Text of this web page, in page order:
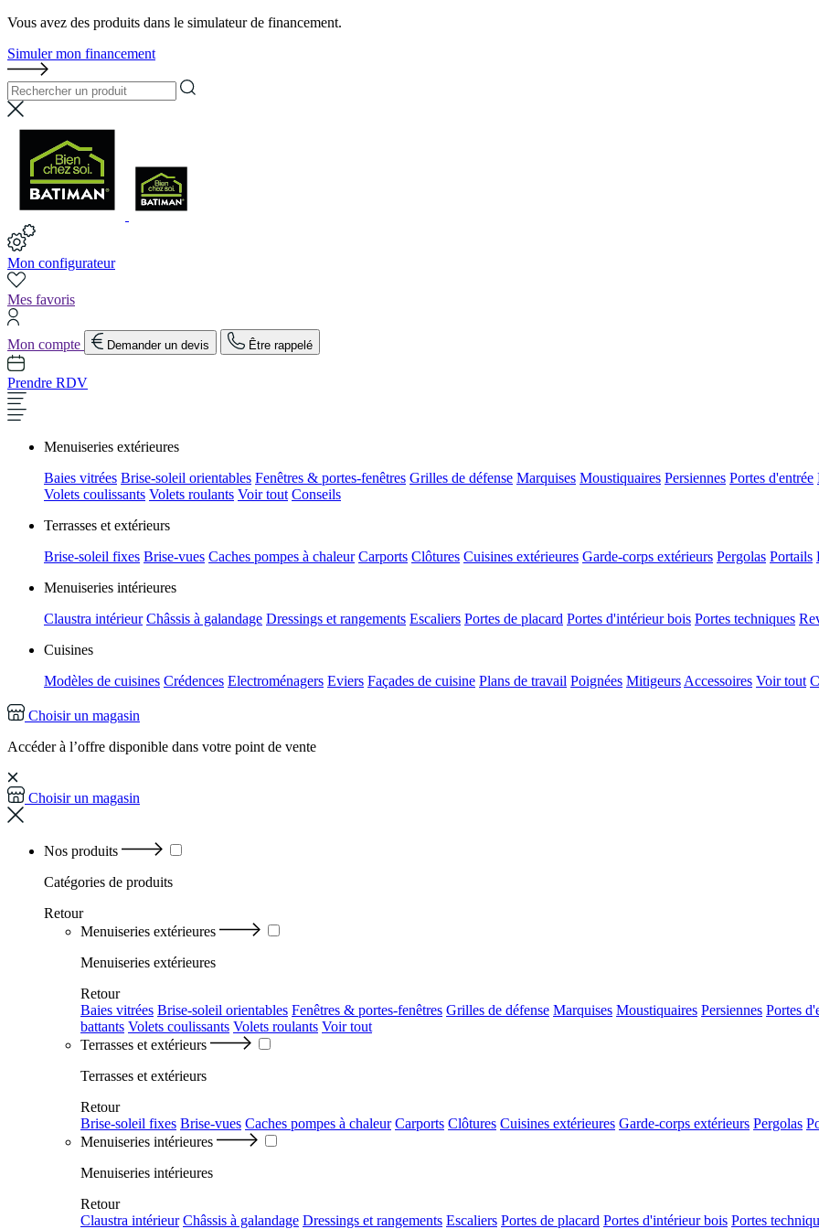
Vous avez des produits dans le simulateur de financement.
Simuler mon financement
Mon configurateur
Mes favoris
Mon compte Demander un devis Être rappelé
Prendre RDV
Menuiseries extérieures
Baies vitrées Brise-soleil orientables Fenêtres & portes-fenêtres Grilles de défense Marquises Moustiquaires Persiennes Portes d'entrée
Volets coulissants Volets roulants Voir tout Conseils
Terrasses et extérieurs
Brise-soleil fixes Brise-vues Caches pompes à chaleur Carports Clôtures Cuisines extérieures Garde-corps extérieurs Pergolas Portails
Menuiseries intérieures
Claustra intérieur Châssis à galandage Dressings et rangements Escaliers Portes de placard Portes d'intérieur bois Portes techniques
Cuisines
Modèles de cuisines Crédences Electroménagers Eviers Façades de cuisine Plans de travail Poignées Mitigeurs Accessoires Voir tout
Choisir un magasin
Accéder à l’offre disponible dans votre point de vente
Choisir un magasin
Nos produits
Catégories de produits
Retour
Menuiseries extérieures
Menuiseries extérieures
Retour
Baies vitrées Brise-soleil orientables Fenêtres & portes-fenêtres Grilles de défense Marquises Moustiquaires Persiennes Portes
battants Volets coulissants Volets roulants Voir tout
Terrasses et extérieurs
Terrasses et extérieurs
Retour
Brise-soleil fixes Brise-vues Caches pompes à chaleur Carports Clôtures Cuisines extérieures Garde-corps extérieurs Pergolas
Menuiseries intérieures
Menuiseries intérieures
Retour
Claustra intérieur Châssis à galandage Dressings et rangements Escaliers Portes de placard Portes d'intérieur bois Portes